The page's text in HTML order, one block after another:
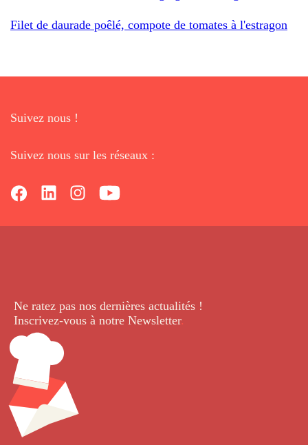
Filet de daurade poêlé, compote de tomates à l'estragon
Suivez nous !
Suivez nous sur les réseaux :
Ne ratez pas nos dernières actualités !
Inscrivez-vous à notre Newsletter.